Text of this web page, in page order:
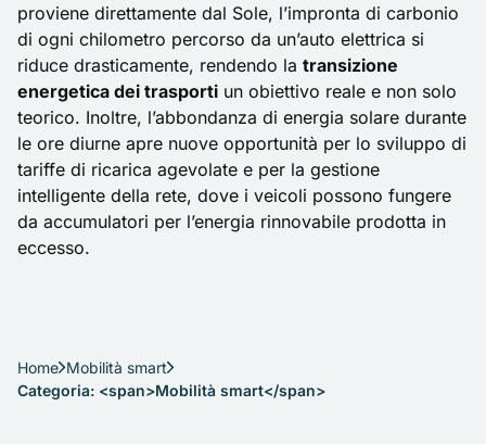
proviene direttamente dal Sole, l’impronta di carbonio
di ogni chilometro percorso da un’auto elettrica si
riduce drasticamente, rendendo la transizione
energetica dei trasporti un obiettivo reale e non solo
teorico. Inoltre, l’abbondanza di energia solare durante
le ore diurne apre nuove opportunità per lo sviluppo di
tariffe di ricarica agevolate e per la gestione
intelligente della rete, dove i veicoli possono fungere
da accumulatori per l’energia rinnovabile prodotta in
eccesso.
Home Mobilità smart
Categoria: <span>Mobilità smart</span>